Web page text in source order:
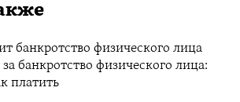
банкротство физического лица
банкротство физического лица:
платить